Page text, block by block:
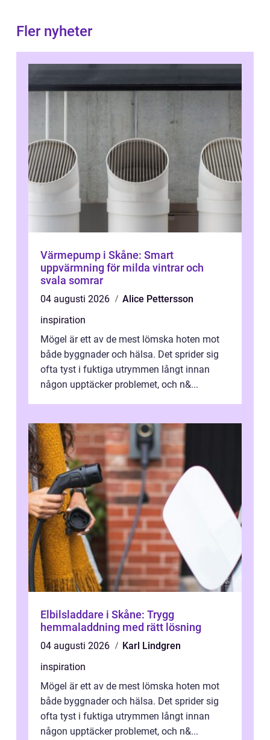
Fler nyheter
Värmepump i Skåne: Smart
uppvärmning för milda vintrar och
svala somrar
04 augusti 2026
Alice Pettersson
inspiration
Mögel är ett av de mest lömska hoten mot
både byggnader och hälsa. Det sprider sig
ofta tyst i fuktiga utrymmen långt innan
någon upptäcker problemet, och n&...
Elbilsladdare i Skåne: Trygg
hemmaladdning med rätt lösning
04 augusti 2026
Karl Lindgren
inspiration
Mögel är ett av de mest lömska hoten mot
både byggnader och hälsa. Det sprider sig
ofta tyst i fuktiga utrymmen långt innan
någon upptäcker problemet, och n&...